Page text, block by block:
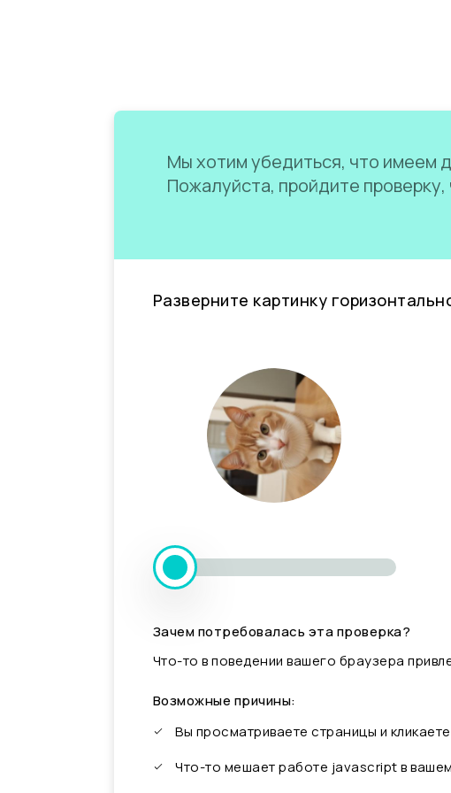
Мы хотим убедиться, что имеем
Пожалуйста, пройдите
Разверните картинку
Зачем потребовалась эта проверка?
Что-то в поведении вашего браузера
Возможные причины:
Вы просматриваете страницы и
Что-то мешает работе javascript в